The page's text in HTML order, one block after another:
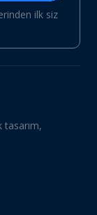
ilk siz